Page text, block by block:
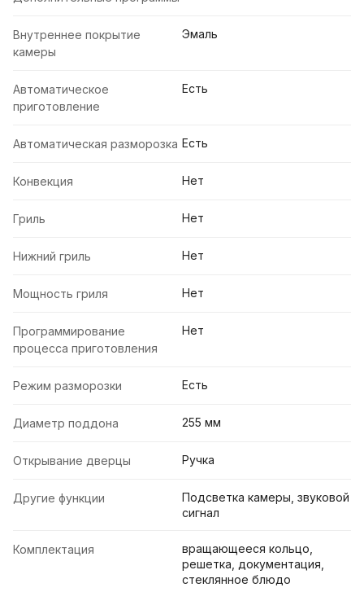
Внутреннее покрытие
камеры
Эмаль
Автоматическое
приготовление
Есть
Автоматическая разморозка Есть
Конвекция Нет
Гриль Нет
Нижний гриль Нет
Мощность гриля Нет
Программирование
процесса приготовления
Нет
Режим разморозки Есть
Диаметр поддона 255 мм
Открывание дверцы Ручка
Другие функции
Подсветка камеры, звуковой
сигнал
Комплектация
вращающееся кольцо,
решетка, документация,
стеклянное блюдо